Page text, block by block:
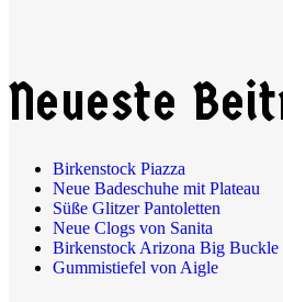
Neueste
Birkenstock Piazza
Neue Badeschuhe mit Plateau
Süße Glitzer Pantoletten
Neue Clogs von Sanita
Birkenstock Arizona Big Buckle
Gummistiefel von Aigle